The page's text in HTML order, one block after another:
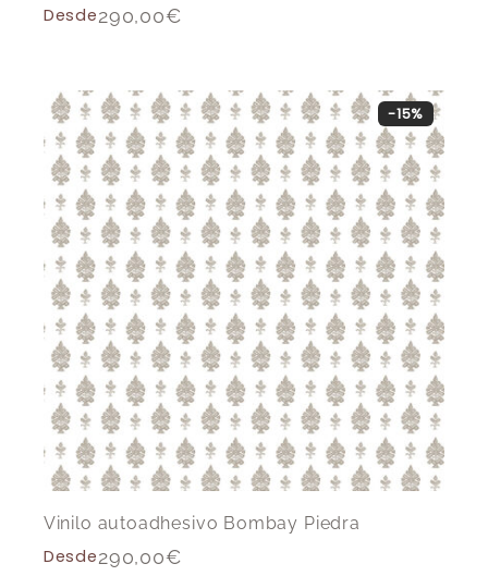
Desde290,00€
Vinilo autoadhesivo Bombay Piedra
Desde290,00€
-15%